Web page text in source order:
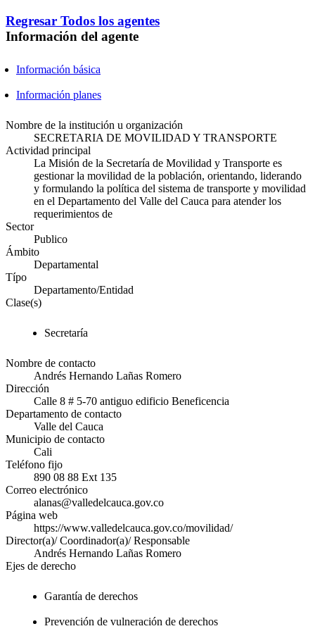
Regresar Todos los agentes
Información del agente
Información básica
Información planes
Nombre de la institución u organización
SECRETARIA DE MOVILIDAD Y TRANSPORTE
Actividad principal
La Misión de la Secretaría de Movilidad y Transporte es
gestionar la movilidad de la población, orientando, liderando
y formulando la política del sistema de transporte y movilidad
en el Departamento del Valle del Cauca para atender los
requerimientos de
Sector
Publico
Ámbito
Departamental
Típo
Departamento/Entidad
Clase(s)
Secretaría
Nombre de contacto
Andrés Hernando Lañas Romero
Dirección
Calle 8 # 5-70 antiguo edificio Beneficencia
Departamento de contacto
Valle del Cauca
Municipio de contacto
Cali
Teléfono fijo
890 08 88 Ext 135
Correo electrónico
alanas@valledelcauca.gov.co
Página web
https://www.valledelcauca.gov.co/movilidad/
Director(a)/ Coordinador(a)/ Responsable
Andrés Hernando Lañas Romero
Ejes de derecho
Garantía de derechos
Prevención de vulneración de derechos